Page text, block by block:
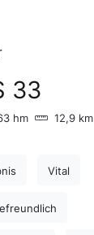
33
hm 12,9 km
Vital